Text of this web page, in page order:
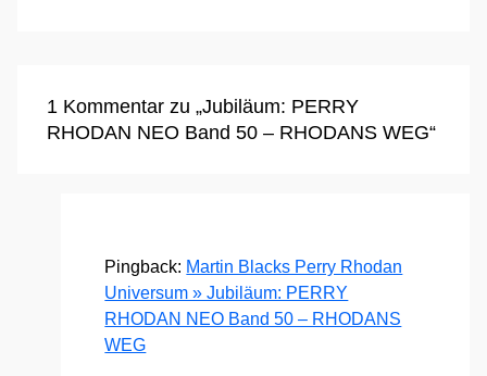
1 Kommentar zu „Jubiläum: PERRY
RHODAN NEO Band 50 – RHODANS WEG“
Pingback: Martin Blacks Perry Rhodan
Universum » Jubiläum: PERRY
RHODAN NEO Band 50 – RHODANS
WEG